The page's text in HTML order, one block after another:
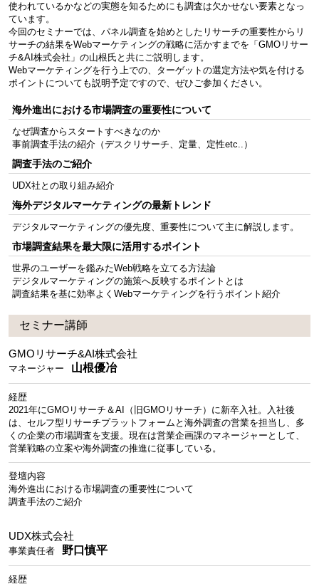
使われているかなどの実態を知るためにも調査は欠かせない要素となっ
ています。
今回のセミナーでは、パネル調査を始めとしたリサーチの重要性からリ
サーチの結果をWebマーケティングの戦略に活かすまでを「GMOリサー
チ&AI株式会社」の山根氏と共にご説明します。
Webマーケティングを行う上での、ターゲットの選定方法や気を付ける
ポイントについても説明予定ですので、ぜひご参加ください。
海外進出における市場調査の重要性について
なぜ調査からスタートすべきなのか
事前調査手法の紹介（デスクリサーチ、定量、定性etc..）
調査手法のご紹介
UDX社との取り組み紹介
海外デジタルマーケティングの最新トレンド
デジタルマーケティングの優先度、重要性について主に解説します。
市場調査結果を最大限に活用するポイント
世界のユーザーを鑑みたWeb戦略を立てる方法論
デジタルマーケティングの施策へ反映するポイントとは
調査結果を基に効率よくWebマーケティングを行うポイント紹介
セミナー講師
GMOリサーチ&AI株式会社
マネージャー 山根優冶
経歴
2021年にGMOリサーチ＆AI（旧GMOリサーチ）に新卒入社。入社後
は、セルフ型リサーチプラットフォームと海外調査の営業を担当し、多
くの企業の市場調査を支援。現在は営業企画課のマネージャーとして、
営業戦略の立案や海外調査の推進に従事している。
登壇内容
海外進出における市場調査の重要性について
調査手法のご紹介
UDX株式会社
事業責任者 野口慎平
経歴